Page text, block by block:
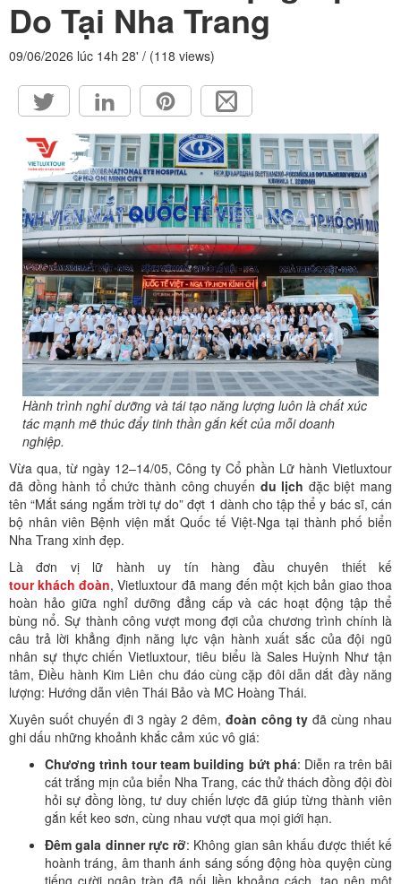
HỘP THƯ GÓP Ý
LIÊN HỆ
Do Tại Nha Trang
09/06/2026 lúc 14h 28' / (118 views)
Hành trình nghỉ dưỡng và tái tạo năng lượng luôn là chất xúc
tác mạnh mẽ thúc đẩy tinh thần gắn kết của mỗi doanh
nghiệp.
Vừa qua, từ ngày 12–14/05, Công ty Cổ phần Lữ hành Vietluxtour
đã đồng hành tổ chức thành công chuyến du lịch đặc biệt mang
tên “Mắt sáng ngắm trời tự do” đợt 1 dành cho tập thể y bác sĩ, cán
bộ nhân viên Bệnh viện mắt Quốc tế Việt-Nga tại thành phố biển
Nha Trang xinh đẹp.
Là đơn vị lữ hành uy tín hàng đầu chuyên thiết kế
tour khách đoàn, Vietluxtour đã mang đến một kịch bản giao thoa
hoàn hảo giữa nghỉ dưỡng đẳng cấp và các hoạt động tập thể
bùng nổ. Sự thành công vượt mong đợi của chương trình chính là
câu trả lời khẳng định năng lực vận hành xuất sắc của đội ngũ
nhân sự thực chiến Vietluxtour, tiêu biểu là Sales Huỳnh Như tận
tâm, Điều hành Kim Liên chu đáo cùng cặp đôi dẫn dắt đầy năng
lượng: Hướng dẫn viên Thái Bảo và MC Hoàng Thái.
Xuyên suốt chuyến đi 3 ngày 2 đêm, đoàn công ty đã cùng nhau
ghi dấu những khoảnh khắc cảm xúc vô giá:
Chương trình tour team building bứt phá: Diễn ra trên bãi
cát trắng mịn của biển Nha Trang, các thử thách đồng đội đòi
hỏi sự đồng lòng, tư duy chiến lược đã giúp từng thành viên
gắn kết keo sơn, cùng nhau vượt qua mọi giới hạn.
Đêm gala dinner rực rỡ: Không gian sân khấu được thiết kế
hoành tráng, âm thanh ánh sáng sống động hòa quyện cùng
tiếng cười ngập tràn đã nối liền khoảng cách, tạo nên một